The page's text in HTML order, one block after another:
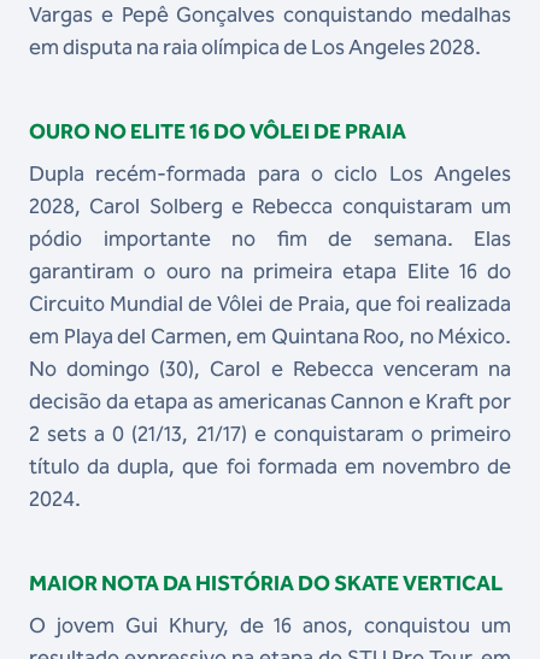
Vargas e Pepê Gonçalves conquistando medalhas
em disputa na raia olímpica de Los Angeles 2028.
OURO NO ELITE 16 DO VÔLEI DE PRAIA
Dupla recém-formada para o ciclo Los Angeles
2028, Carol Solberg e Rebecca conquistaram um
pódio importante no fim de semana. Elas
garantiram o ouro na primeira etapa Elite 16 do
Circuito Mundial de Vôlei de Praia, que foi realizada
em Playa del Carmen, em Quintana Roo, no México.
No domingo (30), Carol e Rebecca venceram na
decisão da etapa as americanas Cannon e Kraft por
2 sets a 0 (21/13, 21/17) e conquistaram o primeiro
título da dupla, que foi formada em novembro de
2024.
MAIOR NOTA DA HISTÓRIA DO SKATE VERTICAL
O jovem Gui Khury, de 16 anos, conquistou um